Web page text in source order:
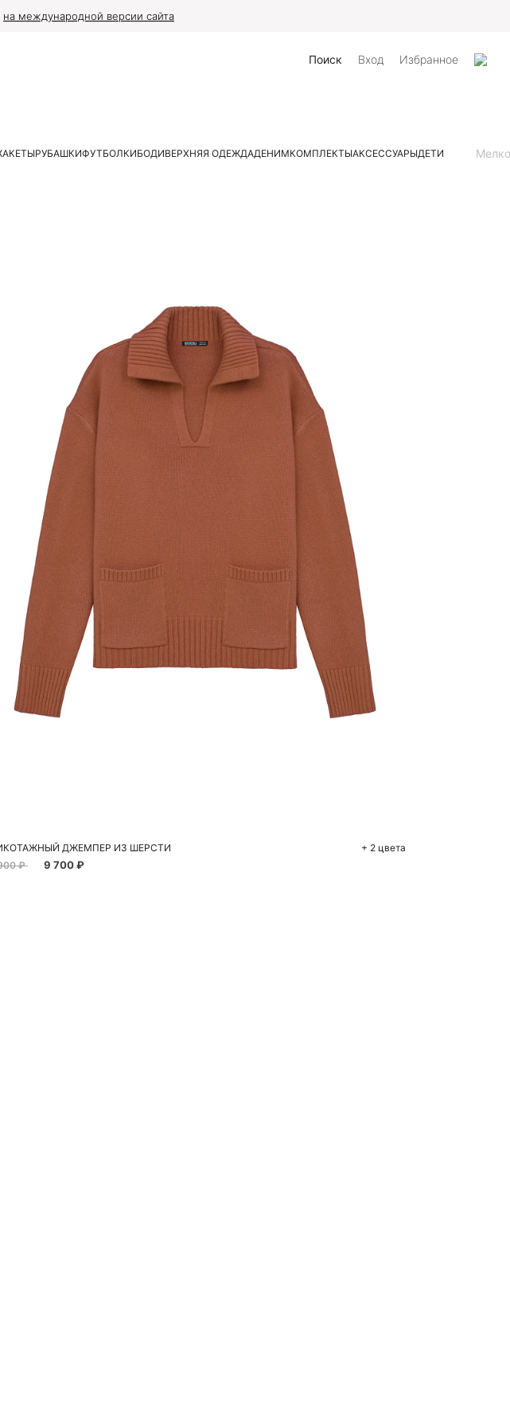
на международной версии сайта
Поиск Вход Избранное
РУБАШКИФУТБОЛКИБОДИВЕРХНЯЯ ОДЕЖДАДЕНИМКОМПЛЕКТЫАКСЕССУАРЫДЕТИ Мелко
ДЖЕМПЕР ИЗ ШЕРСТИ
+ 2 цвета
₽
9 700 ₽